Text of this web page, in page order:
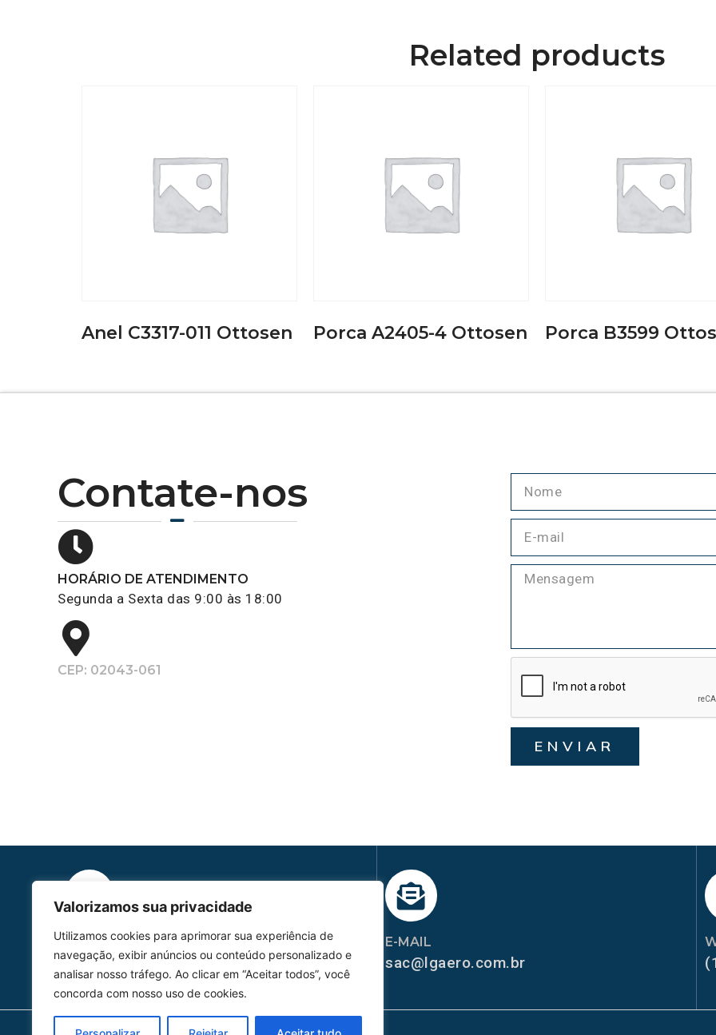
Valorizamos sua privacidade
Utilizamos cookies para aprimorar sua experiência de
navegação, exibir anúncios ou conteúdo personalizado e
analisar nosso tráfego. Ao clicar em “Aceitar todos”, você
concorda com nosso uso de cookies.
Related products
Anel C3317-011 Ottosen Porca A2405-4 Ottosen Porca B3599
Contate-nos
HORÁRIO DE ATENDIMENTO
Segunda a Sexta das 9:00 às 18:00
CEP: 02043-061
ENVIAR
HOMOLGAÇÃO
COM 2109-02/ANAC
E-MAIL
sac@lgaero.com.br